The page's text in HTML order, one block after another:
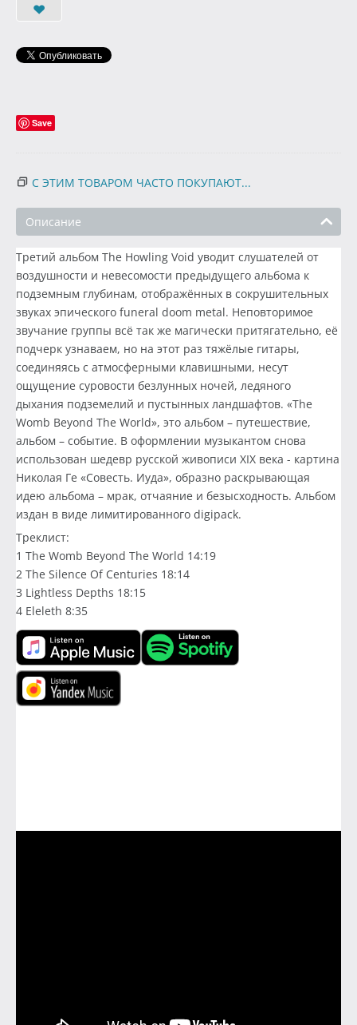
Save
С ЭТИМ ТОВАРОМ ЧАСТО ПОКУПАЮТ...
Описание
Третий альбом The Howling Void уводит слушателей от
воздушности и невесомости предыдущего альбома к
подземным глубинам, отображённых в сокрушительных
звуках эпического funeral doom metal. Неповторимое
звучание группы всё так же магически притягательно, её
подчерк узнаваем, но на этот раз тяжёлые гитары,
соединяясь с атмосферными клавишными, несут
ощущение суровости безлунных ночей, ледяного
дыхания подземелий и пустынных ландшафтов. «The
Womb Beyond The World», это альбом – путешествие,
альбом – событие. В оформлении музыкантом снова
использован шедевр русской живописи XIX века - картина
Николая Ге «Совесть. Иуда», образно раскрывающая
идею альбома – мрак, отчаяние и безысходность. Альбом
издан в виде лимитированного digipack.
Треклист:
1 The Womb Beyond The World 14:19
2 The Silence Of Centuries 18:14
3 Lightless Depths 18:15
4 Eleleth 8:35